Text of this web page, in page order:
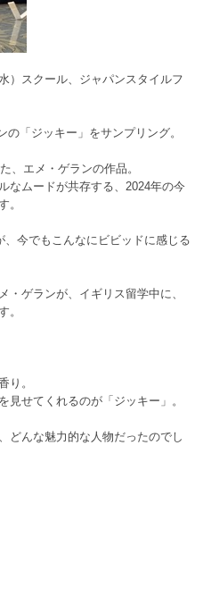
）スクール、ジャパンスタイルフ
「ジッキー」をサンプリング。
、エメ・ゲランの作品。
なムードが共存する、2024年の今
。
今でもこんなにビビッドに感じる
・ゲランが、イギリス留学中に、
。
り。
見せてくれるのが「ジッキー」。
どんな魅力的な人物だったのでし